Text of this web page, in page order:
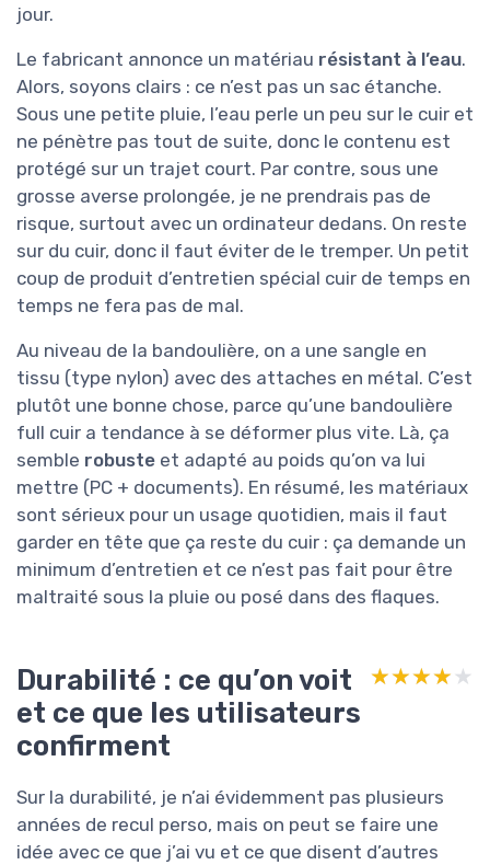
jour.
Le fabricant annonce un matériau résistant à l’eau.
Alors, soyons clairs : ce n’est pas un sac étanche.
Sous une petite pluie, l’eau perle un peu sur le cuir et
ne pénètre pas tout de suite, donc le contenu est
protégé sur un trajet court. Par contre, sous une
grosse averse prolongée, je ne prendrais pas de
risque, surtout avec un ordinateur dedans. On reste
sur du cuir, donc il faut éviter de le tremper. Un petit
coup de produit d’entretien spécial cuir de temps en
temps ne fera pas de mal.
Au niveau de la bandoulière, on a une sangle en
tissu (type nylon) avec des attaches en métal. C’est
plutôt une bonne chose, parce qu’une bandoulière
full cuir a tendance à se déformer plus vite. Là, ça
semble robuste et adapté au poids qu’on va lui
mettre (PC + documents). En résumé, les matériaux
sont sérieux pour un usage quotidien, mais il faut
garder en tête que ça reste du cuir : ça demande un
minimum d’entretien et ce n’est pas fait pour être
maltraité sous la pluie ou posé dans des flaques.
Durabilité : ce qu’on voit
et ce que les utilisateurs
confirment
★★★★★
★★★★★
Sur la durabilité, je n’ai évidemment pas plusieurs
années de recul perso, mais on peut se faire une
idée avec ce que j’ai vu et ce que disent d’autres